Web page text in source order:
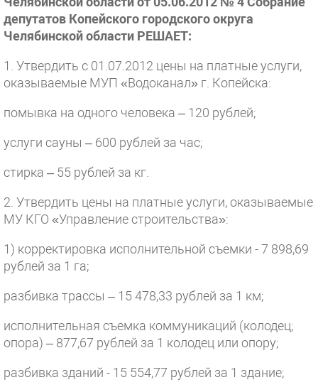
депутатов Копейского городского округа
Челябинской области РЕШАЕТ:
1. Утвердить с 01.07.2012 цены на платные услуги,
оказываемые МУП «Водоканал» г. Копейска:
помывка на одного человека – 120 рублей;
услуги сауны – 600 рублей за час;
стирка – 55 рублей за кг.
2. Утвердить цены на платные услуги, оказываемые
МУ КГО «Управление строительства»:
1) корректировка исполнительной съемки - 7 898,69
рублей за 1 га;
разбивка трассы – 15 478,33 рублей за 1 км;
исполнительная съемка коммуникаций (колодец;
опора) – 877,67 рублей за 1 колодец или опору;
разбивка зданий - 15 554,77 рублей за 1 здание;